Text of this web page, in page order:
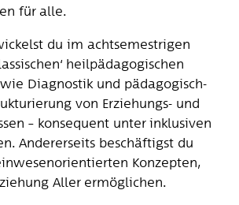
für alle.
du im achtsemestrigen
heilpädagogischen
Diagnostik und pädagogisch-
von Erziehungs- und
– konsequent unter inklusiven
Andererseits beschäftigst du
Konzepten,
Aller ermöglichen.